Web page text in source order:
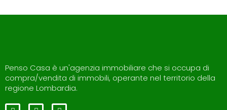
Penso Casa è un'agenzia immobiliare che si occupa di
compra/vendita di immobili, operante nel territorio della
regione Lombardia.